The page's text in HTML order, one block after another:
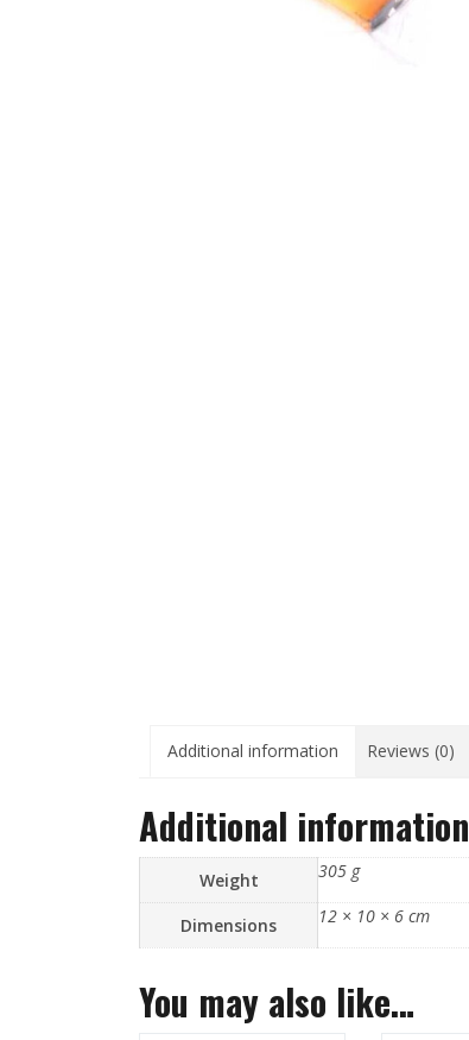
Additional information Reviews (0)
Additional information
Weight 305 g
Dimensions 12 × 10 × 6 cm
You may also like…